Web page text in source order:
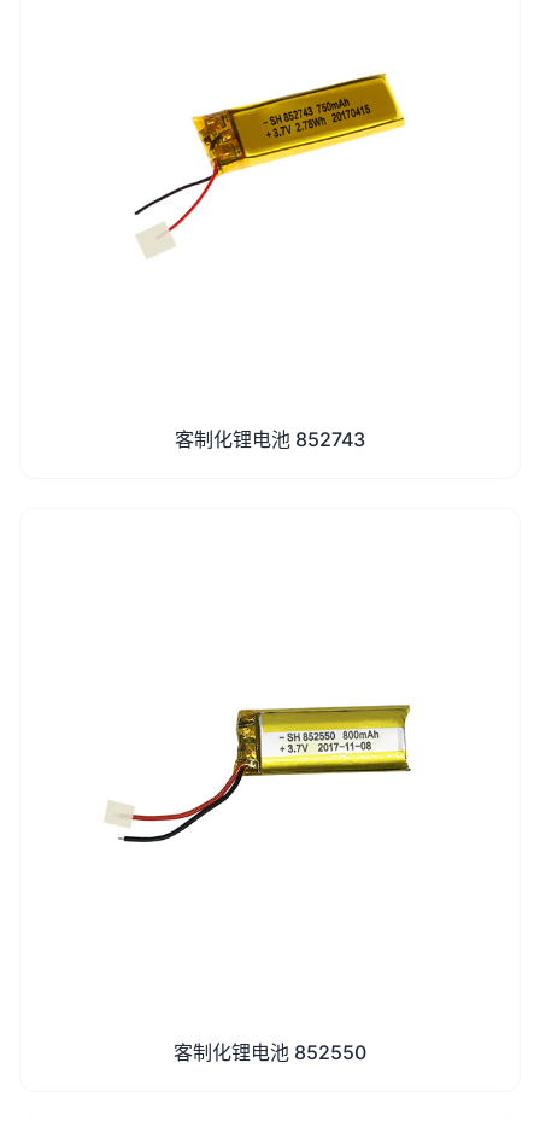
客制化锂电池 852743
客制化锂电池 852550